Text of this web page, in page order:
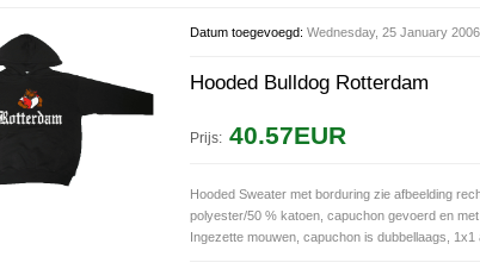
Datum toegevoegd: Wednesday, 25 January 2006
Hooded Bulldog Rotterdam
Prijs: 40.57EUR
Hooded Sweater met borduring zie afbeelding
polyester/50 % katoen, capuchon gevoerd en
Ingezette mouwen, capuchon is dubbellaags, 1x1